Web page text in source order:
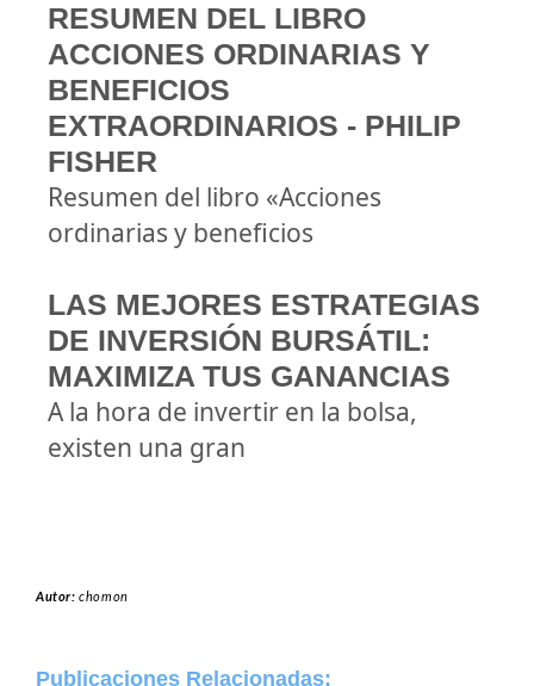
RESUMEN DEL LIBRO
ACCIONES ORDINARIAS Y
BENEFICIOS
EXTRAORDINARIOS - PHILIP
FISHER
Resumen del libro «Acciones
ordinarias y beneficios
LAS MEJORES ESTRATEGIAS
DE INVERSIÓN BURSÁTIL:
MAXIMIZA TUS GANANCIAS
A la hora de invertir en la bolsa,
existen una gran
Autor:chomon
Publicaciones Relacionadas: